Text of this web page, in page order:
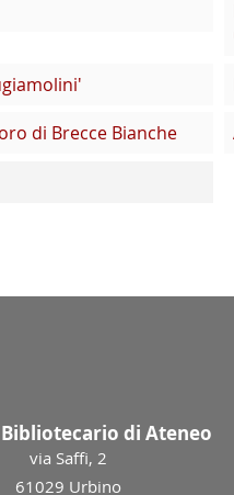
di Brecce Bianche
di Ateneo
via Saffi, 2
61029 Urbino